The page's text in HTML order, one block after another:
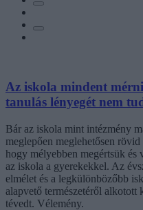
Az iskola mindent
tanulás lényegét nem
Bár az iskola mint intézmény
meglepően meglehetősen
hogy mélyebben megértsük
az iskola a gyerekekkel. Az
elmélet és a legkülönbözőbb
alapvető természetéről alkotott
tévedt. Vélemény.